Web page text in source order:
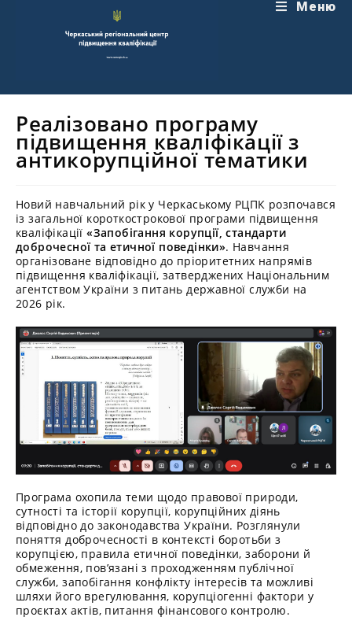
Меню
Реалізовано програму
підвищення кваліфікації з
антикорупційної тематики
Новий навчальний рік у Черкаському РЦПК розпочався
із загальної короткострокової програми підвищення
кваліфікації«Запобігання корупції, стандарти
доброчесної та етичної поведінки». Навчання
організоване відповідно до пріоритетних напрямів
підвищення кваліфікації, затверджених Національним
агентством України з питань державної служби на
2026 рік.
Програма охопила теми щодо правової природи,
сутності та історії корупції, корупційних діянь
відповідно до законодавства України. Розглянули
поняття доброчесності в контексті боротьби з
корупцією, правила етичної поведінки, заборони й
обмеження, пов’язані з проходженням публічної
служби, запобігання конфлікту інтересів та можливі
шляхи його врегулювання, корупціогенні фактори у
проєктах актів, питання фінансового контролю.